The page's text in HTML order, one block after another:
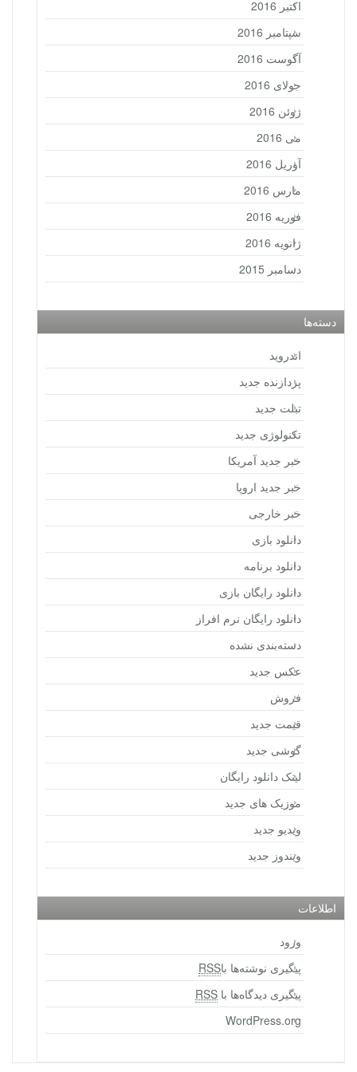
اکتبر 2016
سپتامبر 2016
آگوست 2016
جولای 2016
ژوئن 2016
می 2016
آوریل 2016
مارس 2016
فوریه 2016
ژانویه 2016
دسامبر 2015
دسته‌ها
اندروید
پردازنده جدید
تبلت جدید
تکنولوژی جدید
خبر جدید آمریکا
خبر جدید اروپا
خبر خارجی
دانلود بازی
دانلود برنامه
دانلود رایگان بازی
دانلود رایگان نرم افراز
دسته‌بندی نشده
عکس جدید
فروش
قیمت جدید
گوشی جدید
لینک دانلود رایگان
موزیک های جدید
ویدیو جدید
ویندوز جدید
اطلاعات
ورود
پیگیری نوشته‌ها باRSS
پیگیری دیدگاه‌ها با RSS
WordPress.org